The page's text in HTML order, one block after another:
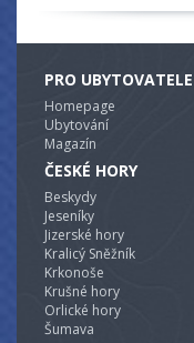
PRO UBYTOVATELE
Homepage
Ubytování
Magazín
ČESKÉ HORY
Beskydy
Jeseníky
Jizerské hory
Kralicý Sněžník
Krkonoše
Krušné hory
Orlické hory
Šumava